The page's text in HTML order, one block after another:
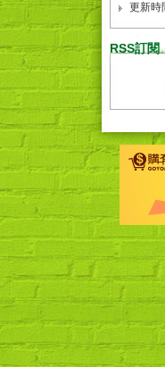
更新時
RSS訂閱